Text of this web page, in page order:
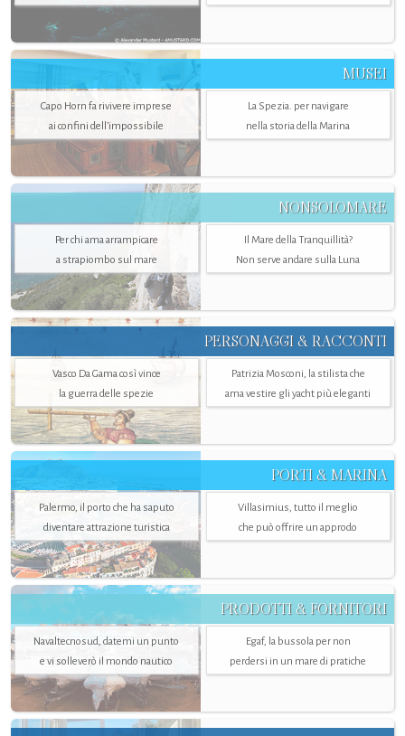
MUSEI
Capo Horn fa rivivere imprese
ai confini dell’impossibile
La Spezia. per navigare
nella storia della Marina
NONSOLOMARE
Per chi ama arrampicare
a strapiombo sul mare
Il Mare della Tranquillità?
Non serve andare sulla Luna
PERSONAGGI & RACCONTI
Vasco Da Gama così vince
la guerra delle spezie
Patrizia Mosconi, la stilista che
ama vestire gli yacht più eleganti
PORTI & MARINA
Palermo, il porto che ha saputo
diventare attrazione turistica
Villasimius, tutto il meglio
che può offrire un approdo
PRODOTTI & FORNITORI
Navaltecnosud, datemi un punto
e vi solleverò il mondo nautico
Egaf, la bussola per non
perdersi in un mare di pratiche